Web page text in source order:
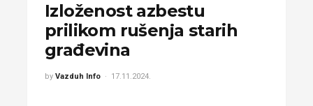
Izloženost azbestu
prilikom rušenja starih
građevina
by Vazduh Info 17.11.2024.